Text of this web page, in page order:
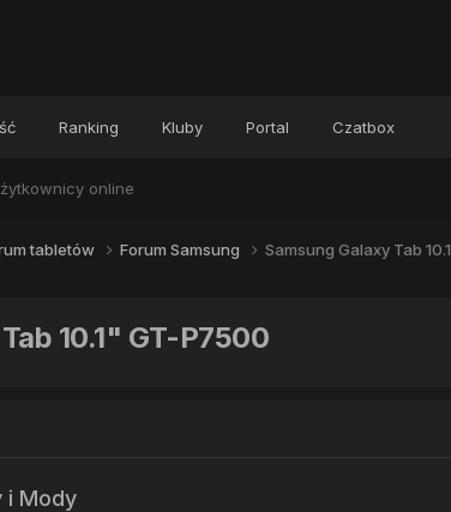
online
Ranking Kluby Portal Czatbox
tabletów Forum Samsung Samsung Galaxy Tab
10.1" GT-P7500
i Mody